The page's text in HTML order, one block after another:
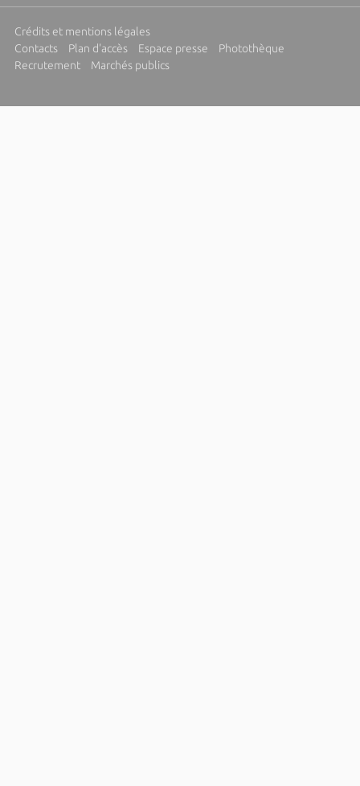
Crédits et mentions légales
Contacts
Plan d'accès Espace presse
Photothèque
Recrutement
Marchés publics